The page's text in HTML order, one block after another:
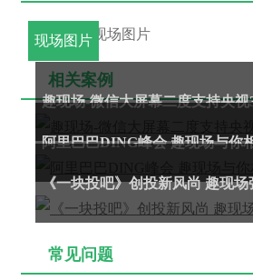
现场图片
相关案例
趣现场-微信大屏幕二度支持央视
阿里巴巴DING峰会 趣现场与你
《一块投吧》创投新风尚 趣现
常见问题